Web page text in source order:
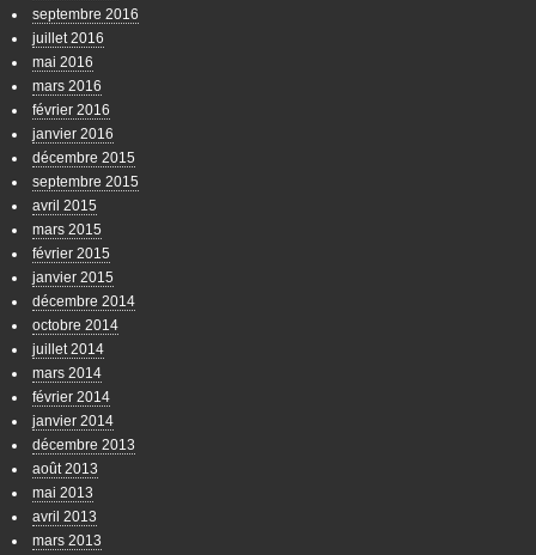
septembre 2016
juillet 2016
mai 2016
mars 2016
février 2016
janvier 2016
décembre 2015
septembre 2015
avril 2015
mars 2015
février 2015
janvier 2015
décembre 2014
octobre 2014
juillet 2014
mars 2014
février 2014
janvier 2014
décembre 2013
août 2013
mai 2013
avril 2013
mars 2013